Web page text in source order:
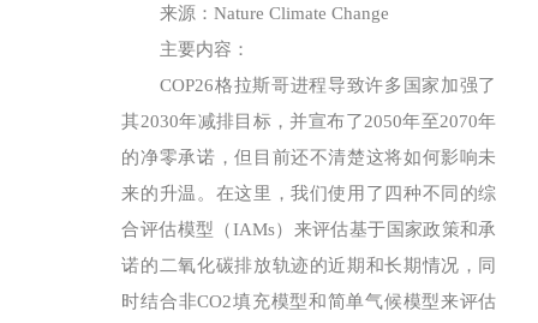
来源：Nature Climate Change
主要内容：
COP26格拉斯哥进程导致许多国家加强了
其2030年减排目标，并宣布了2050年至2070年
的净零承诺，但目前还不清楚这将如何影响未
来的升温。在这里，我们使用了四种不同的综
合评估模型（IAMs）来评估基于国家政策和承
诺的二氧化碳排放轨迹的近期和长期情况，同
时结合非CO2填充模型和简单气候模型来评估